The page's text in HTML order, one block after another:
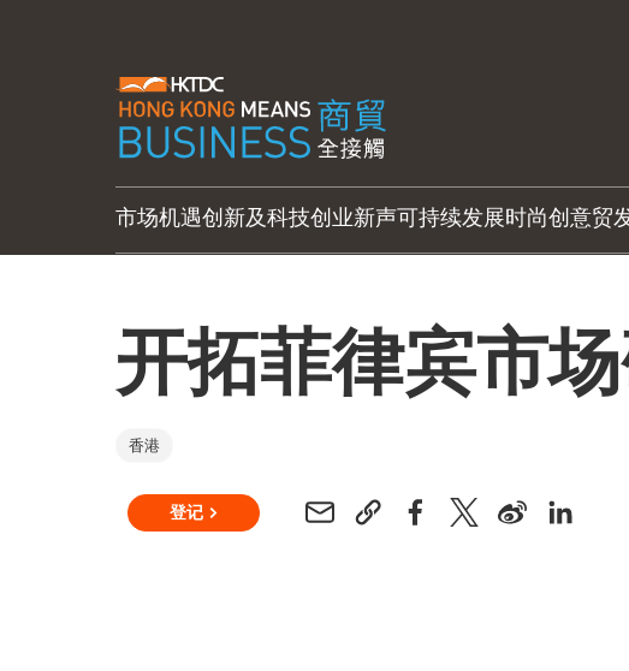
市场机遇创新及科技创业新声可持续发展时尚创意贸
开拓菲律宾市
香港
登记